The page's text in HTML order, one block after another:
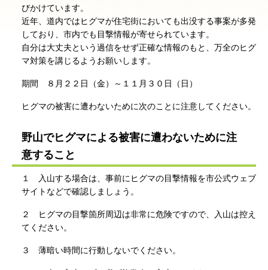
びかけています。
近年、道内ではヒグマが住宅街においても出没する事案が多発
しており、市内でも目撃情報が寄せられています。
自分は大丈夫という過信をせず正確な情報のもと、万全のヒグ
マ対策を講じるようお願いします。
期間 ８月２２日（金）～１１月３０日（日）
ヒグマの被害に遭わないために次のことに注意してください。
野山でヒグマによる被害に遭わないために注
意すること
１ 入山する場合は、事前にヒグマの目撃情報を市公式ウェブ
サイトなどで確認しましょう。
２ ヒグマの目撃箇所周辺は非常に危険ですので、入山は控え
てください。
３ 薄暗い時間に行動しないでください。